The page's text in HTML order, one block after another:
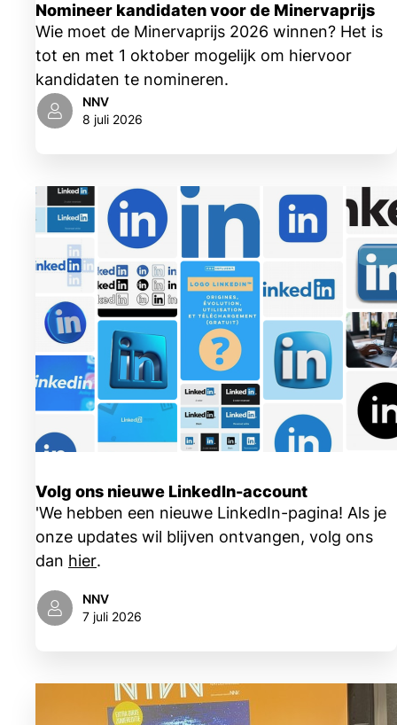
Nomineer kandidaten voor de Minervaprijs
Wie moet de Minervaprijs 2026 winnen? Het is
tot en met 1 oktober mogelijk om hiervoor
kandidaten te nomineren.
NNV
8 juli 2026
Volg ons nieuwe LinkedIn-account
'We hebben een nieuwe LinkedIn-pagina! Als je
onze updates wil blijven ontvangen, volg ons
dan hier.
NNV
7 juli 2026